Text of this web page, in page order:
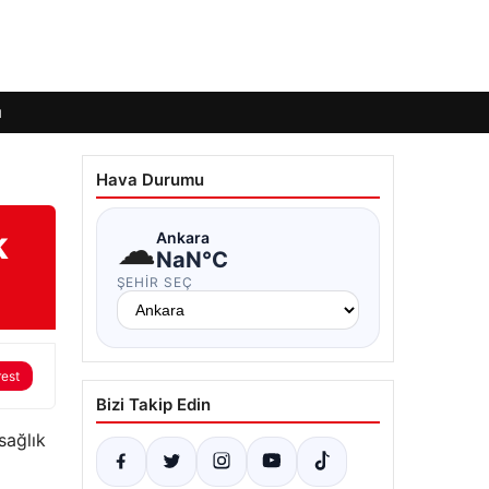
Hava Durumu
☁Ankara
NaN°C
ŞEHIR SEÇ
Bizi Takip Edin